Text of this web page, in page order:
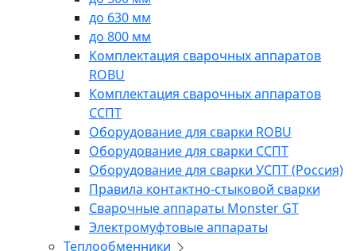
до 630 мм
до 800 мм
Комплектация сварочных аппаратов
ROBU
Комплектация сварочных аппаратов
ССПТ
Оборудование для сварки ROBU
Оборудование для сварки ССПТ
Оборудование для сварки УСПТ (Россия)
Правила контактно-стыковой сварки
Сварочные аппараты Monster GT
Электромуфтовые аппараты
Теплообменники